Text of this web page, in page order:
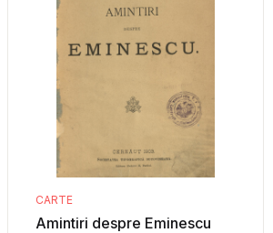
CARTE
Amintiri despre Eminescu